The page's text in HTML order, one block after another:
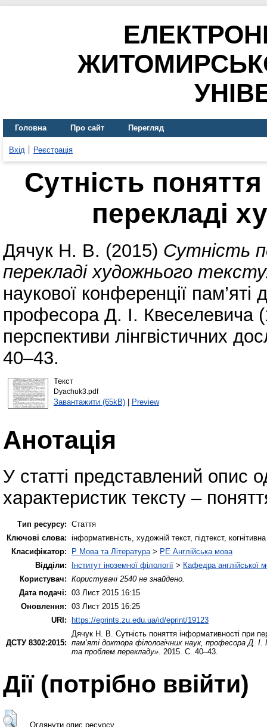
Головна Про сайт Перегляд
Вхід Реєстрація
Сутність
перекладі
Дячук Н. В. (2015) Сутність
перекладі художнього
наукової конференції пам’яті
професора Д. І. Квеселевича
перспективи лінгвістичних
40–43.
Текст
Dyachuk3.pdf
Завантажити (65kB)| Preview
Анотація
У статті представлений опис
характеристик тексту –
Тип ресурсу: Стаття
Ключові слова: інформативність, художній текст, підтекст,
Класифікатор:
P Мова та Література > PE Англійська мова
Відділи:
Інститут іноземної філології > Кафедра англійської
Користувач: Користувачі 2540 не знайдено.
Дата подачі: 03 Лист 2015 16:15
Оновлення: 03 Лист 2015 16:25
URI: https://eprints.zu.edu.ua/id/eprint/19123
ДСТУ 8302:2015:
Дячук Н. В. Сутність поняття інформативності при
пам’яті доктора філологічних наук, професора Д.
та проблем перекладу» . 2015. С. 40–43.
Дії ​​(потрібно ввійти)
Оглянути опис ресурсу